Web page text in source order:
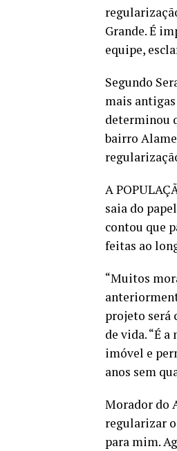
Grande. É
equipe,
Segundo
mais
determinou
bairro
A
saia do
contou que
feitas ao
“Muitos
projeto será
de vida. “É
imóvel e
anos sem
Morador do
regularizar
para mim.